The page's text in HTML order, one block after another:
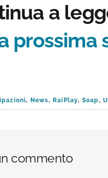
a
prossima
, News, RaiPlay, Soap,
commento